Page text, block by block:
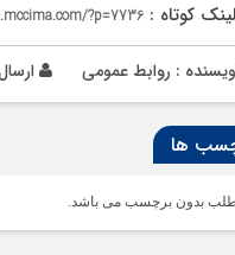
لینک کوتاه : ?p=7736
: روابط عمومی
ها
بدون برچسب می باشد.